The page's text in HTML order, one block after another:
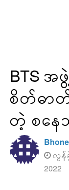
BTS အ
စိတ်ဓာ
တဲ့ စနေ
လွန်
2022